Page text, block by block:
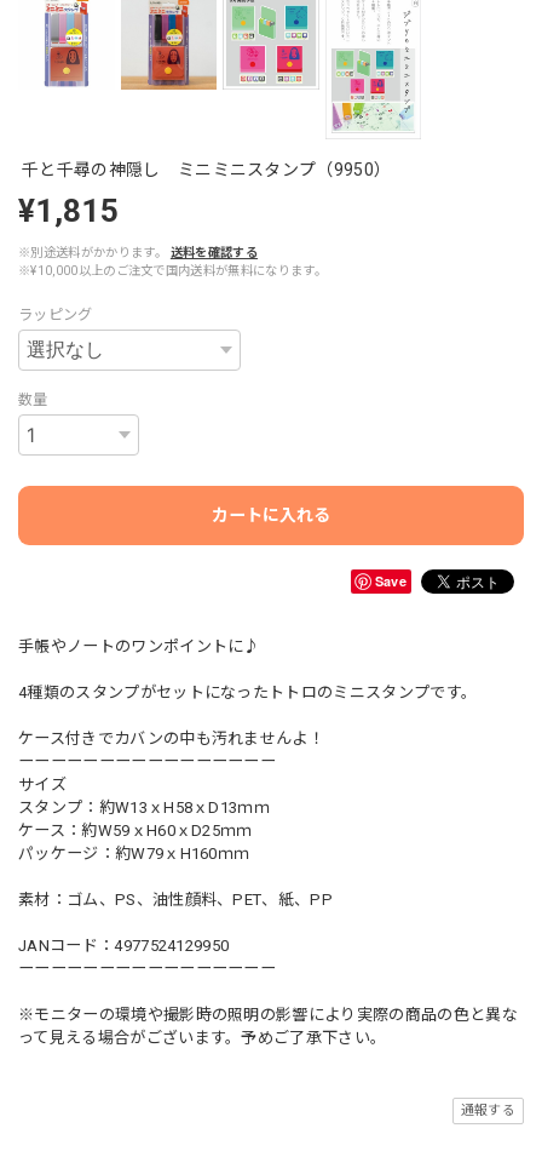
千と千尋の神隠し ミニミニスタンプ（9950）
¥1,815
※別途送料がかかります。
送料を確認する
※¥10,000以上のご注文で国内送料が無料になります。
ラッピング
数量
カートに入れる
Save
手帳やノートのワンポイントに♪
4種類のスタンプがセットになったトトロのミニスタンプです。
ケース付きでカバンの中も汚れませんよ！
ーーーーーーーーーーーーーーーー
サイズ
スタンプ：約W13ｘH58ｘD13ｍｍ
ケース：約W59ｘH60ｘD25ｍｍ
パッケージ：約W79ｘH160ｍｍ
素材：ゴム、PS、油性顔料、PET、紙、PP
JANコード：4977524129950
ーーーーーーーーーーーーーーーー
※モニターの環境や撮影時の照明の影響により実際の商品の色と異な
って見える場合がございます。予めご了承下さい。
通報する